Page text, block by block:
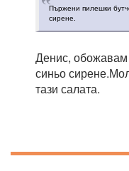
Пържени пилешки
сирене.
Денис,
синьо
тази салата.